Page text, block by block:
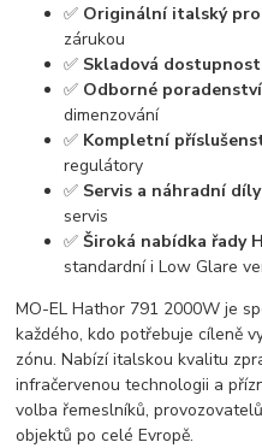
✅ Originální italský
zárukou
✅ Skladová dostupnost
✅ Odborné poradenství
dimenzování
✅ Kompletní
regulátory
✅ Servis a náhradní díly
servis
✅Široká nabídka řady
standardní i Low Glare
MO-EL Hathor 791 2000W je
každého, kdo potřebuje cíleně
zónu. Nabízí italskou kvalitu
infračervenou technologii a
volba řemeslníků,
objektů po celé Evropě.